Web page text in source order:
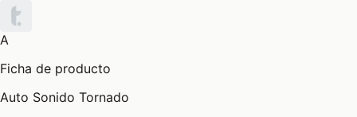
A
Ficha de producto
Auto Sonido Tornado